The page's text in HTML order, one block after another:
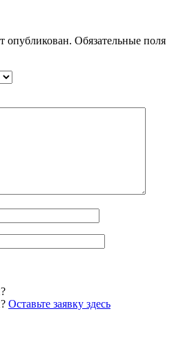
опубликован. Обязательные поля
Оставьте заявку здесь